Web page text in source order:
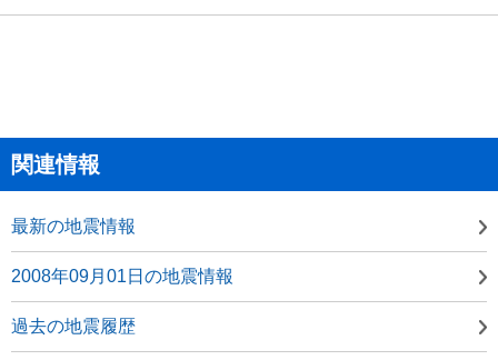
関連情報
最新の地震情報
2008年09月01日の地震情報
過去の地震履歴